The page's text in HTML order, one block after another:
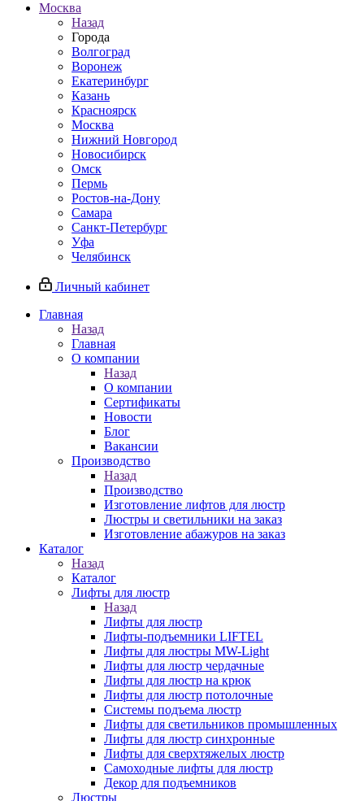
Москва
Назад
Города
Волгоград
Воронеж
Екатеринбург
Казань
Красноярск
Москва
Нижний Новгород
Новосибирск
Омск
Пермь
Ростов-на-Дону
Самара
Санкт-Петербург
Уфа
Челябинск
Личный кабинет
Главная
Назад
Главная
О компании
Назад
О компании
Сертификаты
Новости
Блог
Вакансии
Производство
Назад
Производство
Изготовление лифтов для люстр
Люстры и светильники на заказ
Изготовление абажуров на заказ
Каталог
Назад
Каталог
Лифты для люстр
Назад
Лифты для люстр
Лифты-подъемники LIFTEL
Лифты для люстры MW-Light
Лифты для люстр чердачные
Лифты для люстр на крюк
Лифты для люстр потолочные
Системы подъема люстр
Лифты для светильников промышленных
Лифты для люстр синхронные
Лифты для сверхтяжелых люстр
Самоходные лифты для люстр
Декор для подъемников
Люстры